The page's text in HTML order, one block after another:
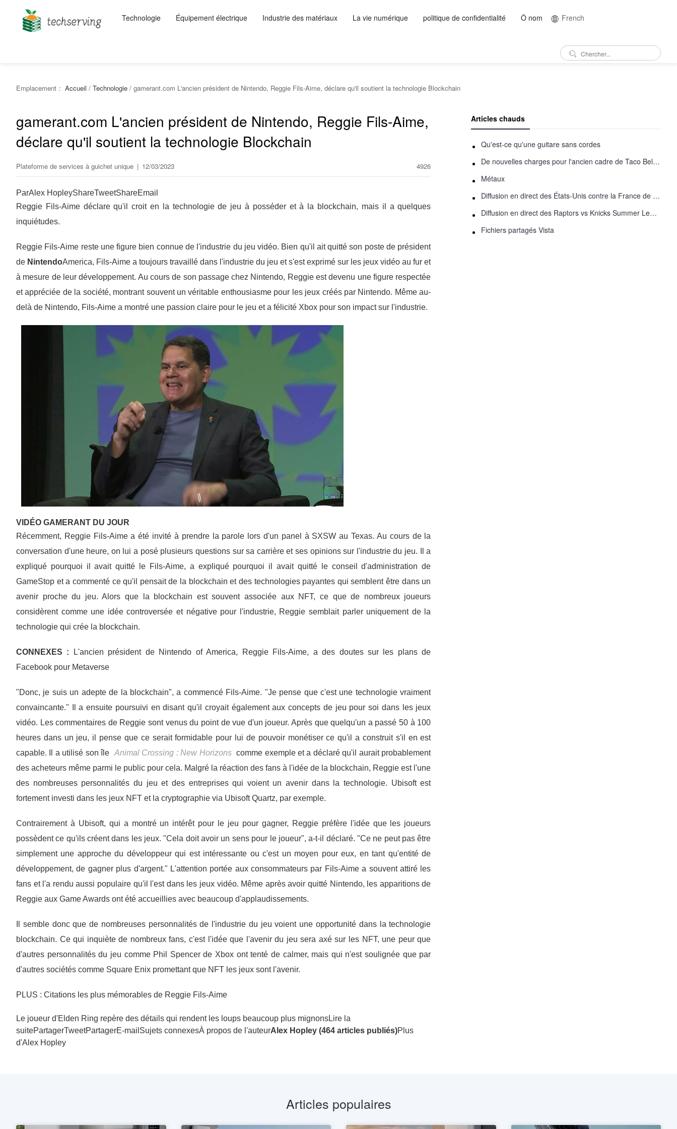
Technologie Équipement électrique Industrie des matériaux La vie numérique politique de confidentialité Ô nom French
Emplacement： Accueil / Technologie / gamerant.com L'ancien président de Nintendo, Reggie Fils-Aime, déclare qu'il soutient la technologie Blockchain
gamerant.com L'ancien président de Nintendo, Reggie Fils-Aime,
déclare qu'il soutient la technologie Blockchain
Plateforme de services à guichet unique | 12/03/2023 4926
ParAlex HopleyShareTweetShareEmail
Reggie Fils-Aime déclare qu'il croit en la technologie de jeu à posséder et à la blockchain, mais il a quelques
inquiétudes.
Reggie Fils-Aime reste une figure bien connue de l'industrie du jeu vidéo. Bien qu'il ait quitté son poste de président
de NintendoAmerica, Fils-Aime a toujours travaillé dans l'industrie du jeu et s'est exprimé sur les jeux vidéo au fur et
à mesure de leur développement. Au cours de son passage chez Nintendo, Reggie est devenu une figure respectée
et appréciée de la société, montrant souvent un véritable enthousiasme pour les jeux créés par Nintendo. Même au-
delà de Nintendo, Fils-Aime a montré une passion claire pour le jeu et a félicité Xbox pour son impact sur l'industrie.
VIDÉO GAMERANT DU JOUR
Récemment, Reggie Fils-Aime a été invité à prendre la parole lors d'un panel à SXSW au Texas. Au cours de la
conversation d'une heure, on lui a posé plusieurs questions sur sa carrière et ses opinions sur l'industrie du jeu. Il a
expliqué pourquoi il avait quitté le Fils-Aime, a expliqué pourquoi il avait quitté le conseil d'administration de
GameStop et a commenté ce qu'il pensait de la blockchain et des technologies payantes qui semblent être dans un
avenir proche du jeu. Alors que la blockchain est souvent associée aux NFT, ce que de nombreux joueurs
considèrent comme une idée controversée et négative pour l'industrie, Reggie semblait parler uniquement de la
technologie qui crée la blockchain.
CONNEXES :
L'ancien président de Nintendo of America, Reggie Fils-Aime, a des doutes sur les plans de
Facebook pour Metaverse
"Donc, je suis un adepte de la blockchain", a commencé Fils-Aime. "Je pense que c'est une technologie vraiment
convaincante." Il a ensuite poursuivi en disant qu'il croyait également aux concepts de jeu pour soi dans les jeux
vidéo. Les commentaires de Reggie sont venus du point de vue d'un joueur. Après que quelqu'un a passé 50 à 100
heures dans un jeu, il pense que ce serait formidable pour lui de pouvoir monétiser ce qu'il a construit s'il en est
capable. Il a utilisé son île Animal Crossing : New Horizons comme exemple et a déclaré qu'il aurait probablement
des acheteurs même parmi le public pour cela. Malgré la réaction des fans à l'idée de la blockchain, Reggie est l'une
des nombreuses personnalités du jeu et des entreprises qui voient un avenir dans la technologie. Ubisoft est
fortement investi dans les jeux NFT et la cryptographie via Ubisoft Quartz, par exemple.
Contrairement à Ubisoft, qui a montré un intérêt pour le jeu pour gagner, Reggie préfère l'idée que les joueurs
possèdent ce qu'ils créent dans les jeux. "Cela doit avoir un sens pour le joueur", a-t-il déclaré. "Ce ne peut pas être
simplement une approche du développeur qui est intéressante ou c'est un moyen pour eux, en tant qu'entité de
développement, de gagner plus d'argent." L'attention portée aux consommateurs par Fils-Aime a souvent attiré les
fans et l'a rendu aussi populaire qu'il l'est dans les jeux vidéo. Même après avoir quitté Nintendo, les apparitions de
Reggie aux Game Awards ont été accueillies avec beaucoup d'applaudissements.
Il semble donc que de nombreuses personnalités de l'industrie du jeu voient une opportunité dans la technologie
blockchain. Ce qui inquiète de nombreux fans, c'est l'idée que l'avenir du jeu sera axé sur les NFT, une peur que
d'autres personnalités du jeu comme Phil Spencer de Xbox ont tenté de calmer, mais qui n'est soulignée que par
d'autres sociétés comme Square Enix promettant que NFT les jeux sont l'avenir.
PLUS : Citations les plus mémorables de Reggie Fils-Aime
Le joueur d'Elden Ring repère des détails qui rendent les loups beaucoup plus mignonsLire la
suitePartagerTweetPartagerE-mailSujets connexesÀ propos de l'auteurAlex Hopley (464 articles publiés)Plus
d'Alex Hopley
Articles chauds
Qu'est-ce qu'une guitare sans cordes
De nouvelles charges pour l'ancien cadre de Taco Bell - Benjamin Golden - dans Uber fracas
Métaux
Diffusion en direct des États-Unis contre la France de basket-ball : comment regarder en ligne
Diffusion en direct des Raptors vs Knicks Summer League: comment regarder
Fichiers partagés Vista
Articles populaires